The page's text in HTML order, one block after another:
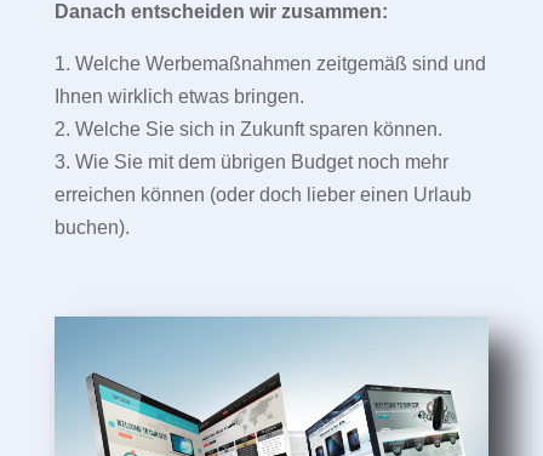
Danach entscheiden wir zusammen:
1. Welche Werbemaßnahmen zeitgemäß sind und
Ihnen wirklich etwas bringen.
2. Welche Sie sich in Zukunft sparen können.
3. Wie Sie mit dem übrigen Budget noch mehr
erreichen können (oder doch lieber einen Urlaub
buchen).